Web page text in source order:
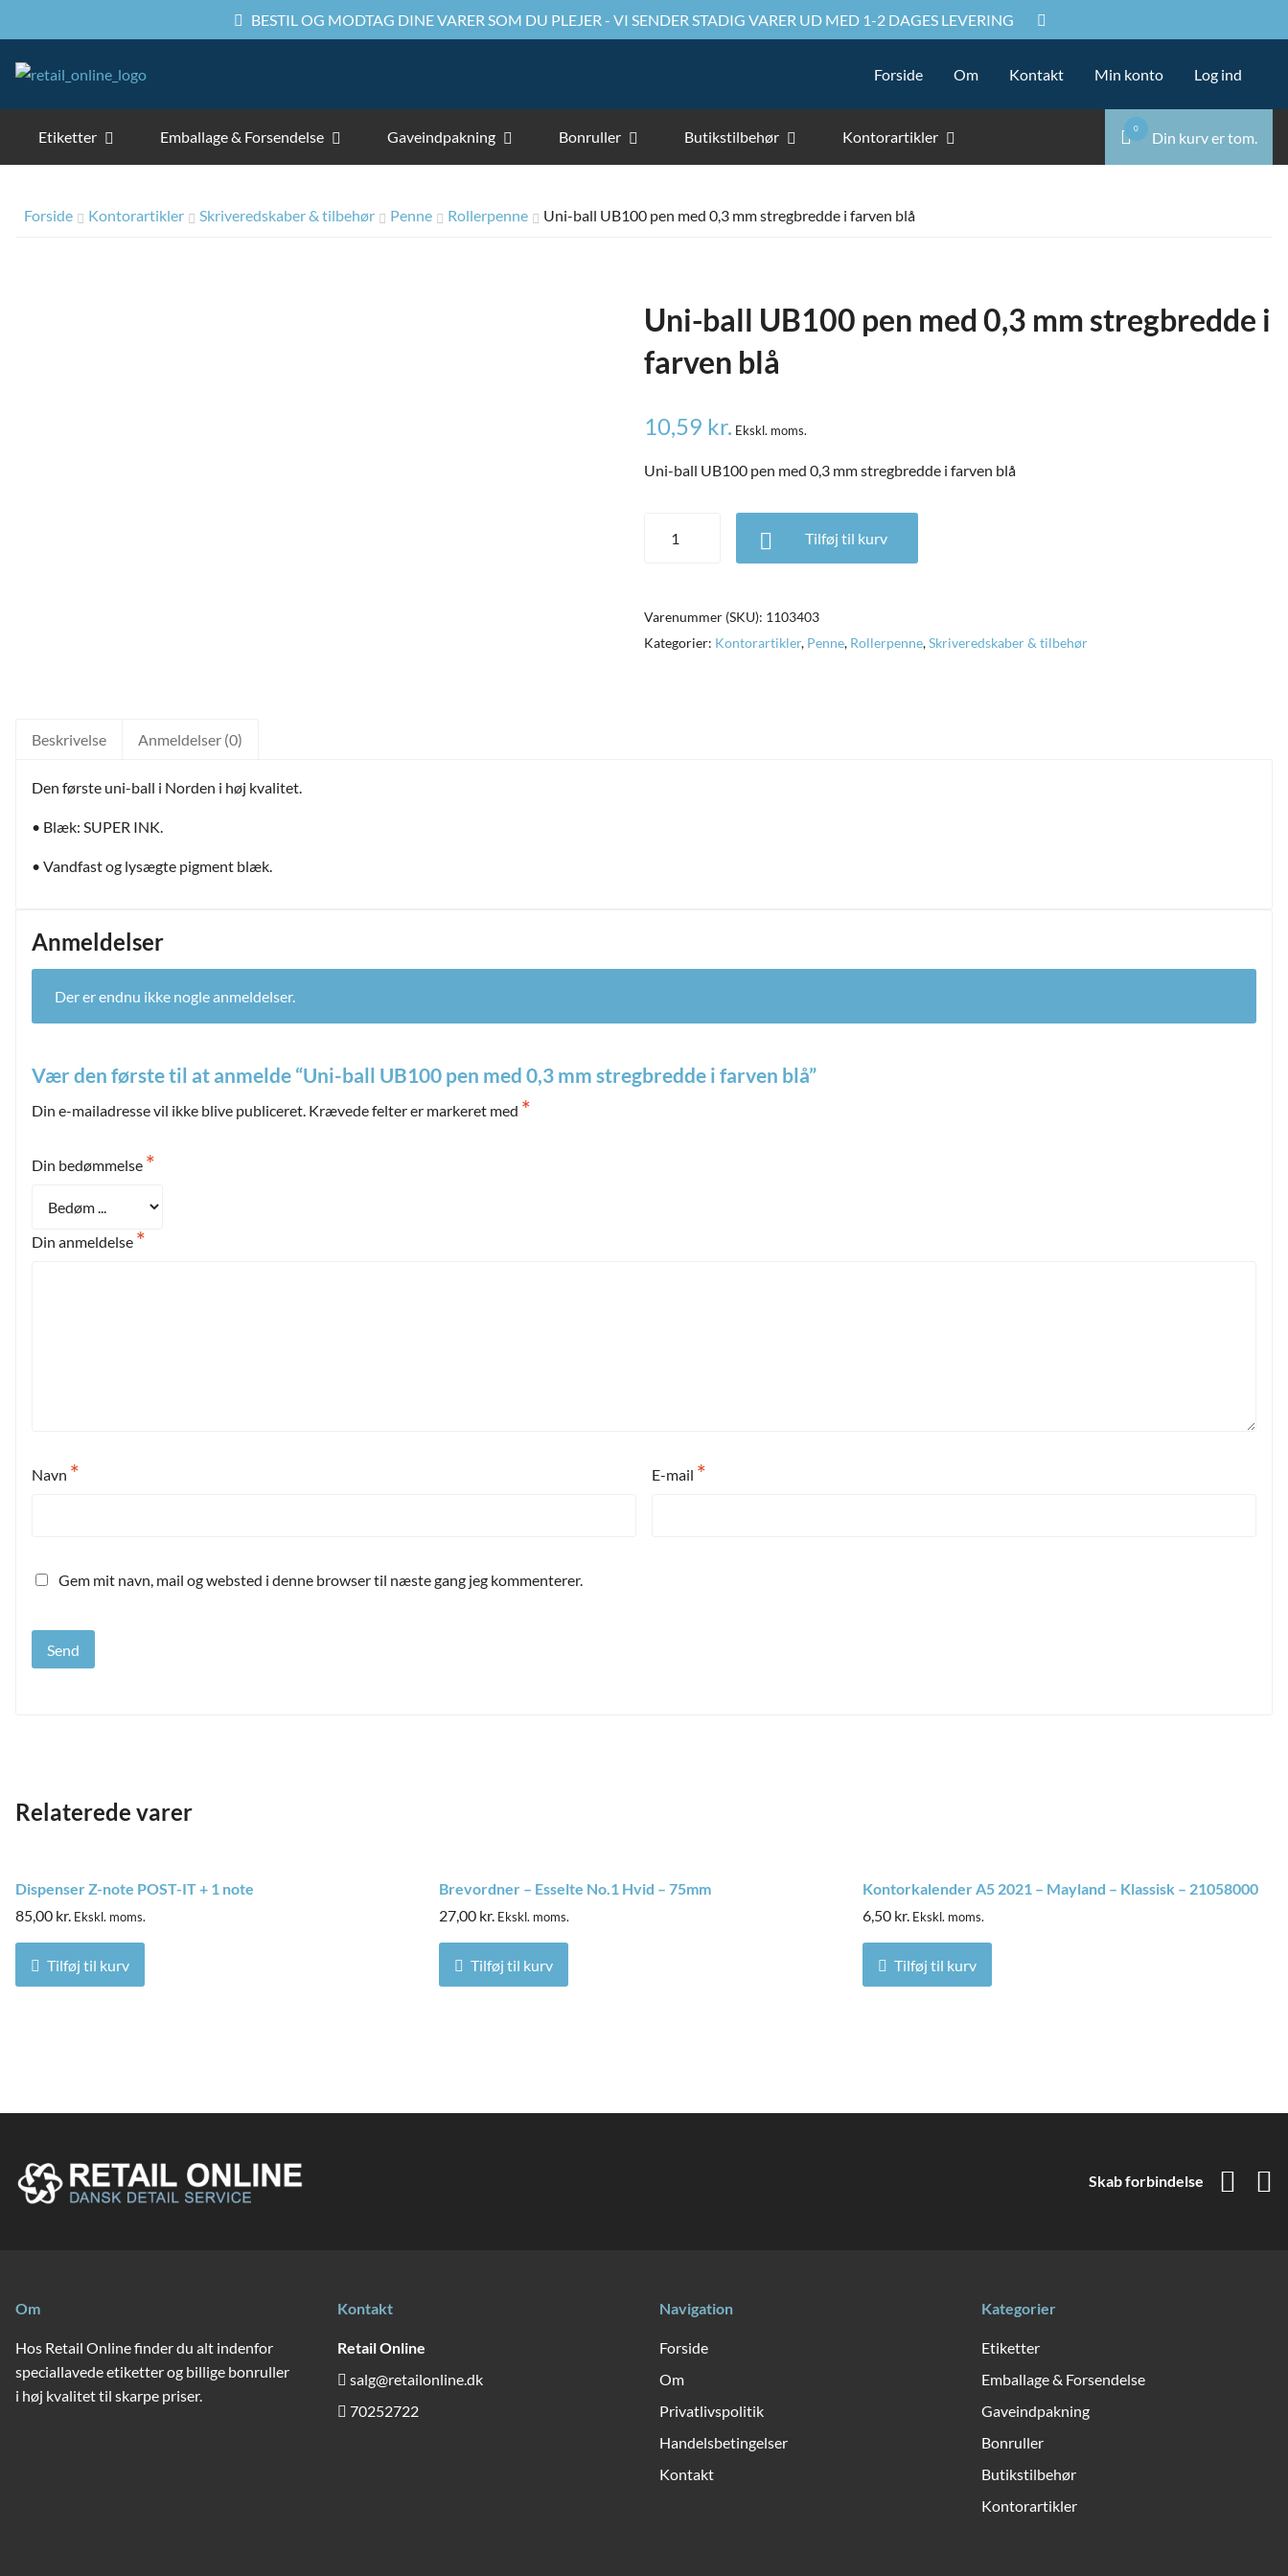
BESTIL OG MODTAG DINE VARER SOM DU PLEJER - VI SENDER STADIG VARER UD MED 1-2 DAGES LEVERING
Forside Om Kontakt Min konto Log ind
Etiketter Emballage & Forsendelse Gaveindpakning Bonruller Butikstilbehør Kontorartikler 0 Din kurv er tom.
Forside Kontorartikler Skriveredskaber & tilbehør Penne Rollerpenne Uni-ball UB100 pen med 0,3 mm stregbredde i farven blå
Uni-ball UB100 pen med 0,3 mm stregbredde i
farven blå
10,59 kr. Ekskl. moms.
Uni-ball UB100 pen med 0,3 mm stregbredde i farven blå
Tilføj til kurv
Varenummer (SKU): 1103403
Kategorier: Kontorartikler, Penne, Rollerpenne,Skriveredskaber & tilbehør
Beskrivelse Anmeldelser (0)
Den første uni-ball i Norden i høj kvalitet.
• Blæk: SUPER INK.
• Vandfast og lysægte pigment blæk.
Anmeldelser
Der er endnu ikke nogle anmeldelser.
Vær den første til at anmelde “Uni-ball UB100 pen med 0,3 mm stregbredde i farven blå”
Din e-mailadresse vil ikke blive publiceret. Krævede felter er markeret med *
Din bedømmelse *
Din anmeldelse *
Navn * E-mail *
Gem mit navn, mail og websted i denne browser til næste gang jeg kommenterer.
Relaterede varer
Dispenser Z-note POST-IT + 1 note
85,00 kr. Ekskl. moms.
Tilføj til kurv
Brevordner – Esselte No.1 Hvid – 75mm
27,00 kr. Ekskl. moms.
Tilføj til kurv
Kontorkalender A5 2021 – Mayland – Klassisk – 21058000
6,50 kr. Ekskl. moms.
Tilføj til kurv
Skab forbindelse
Om
Hos Retail Online finder du alt indenfor
speciallavede etiketter og billige bonruller
i høj kvalitet til skarpe priser.
Kontakt
Retail Online
salg@retailonline.dk
70252722
Navigation
Forside
Om
Privatlivspolitik
Handelsbetingelser
Kontakt
Kategorier
Etiketter
Emballage & Forsendelse
Gaveindpakning
Bonruller
Butikstilbehør
Kontorartikler